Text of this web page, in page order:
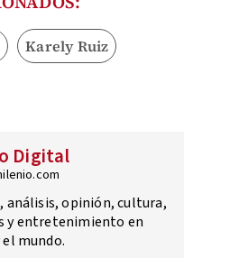
Karely Ruiz
Digital
análisis, opinión, cultura,
y entretenimiento en
el mundo.